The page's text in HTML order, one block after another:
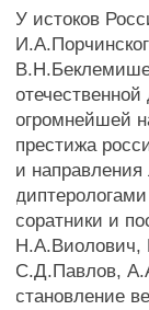
У истоков
огромнейшей
престижа
и
соратники и
Н.А.Виолович,
С.Д.Павлов,
становление